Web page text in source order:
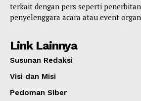
terkait dengan pers seperti
penyelenggara acara atau event
Link Lainnya
Susunan Redaksi
Visi dan Misi
Pedoman Siber